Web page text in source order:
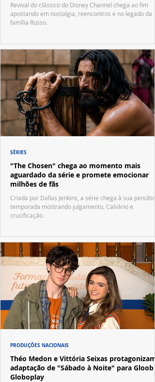
Revival do clássico do Disney Channel chega ao fim
apostando em nostalgia, reencontros e no legado da
família Russo.
"The Chosen" chega ao momento mais
aguardado da série e promete emocionar
milhões de fãs
Criada por Dallas Jenkins, a série chega à sua
temporada mostrando julgamento, Calvário e
crucificação.
SÉRIES
Théo Medon e Vittória Seixas protagonizam
adaptação de "Sábado à Noite" para Gloob e
Globoplay
PRODUÇÕES NACIONAIS